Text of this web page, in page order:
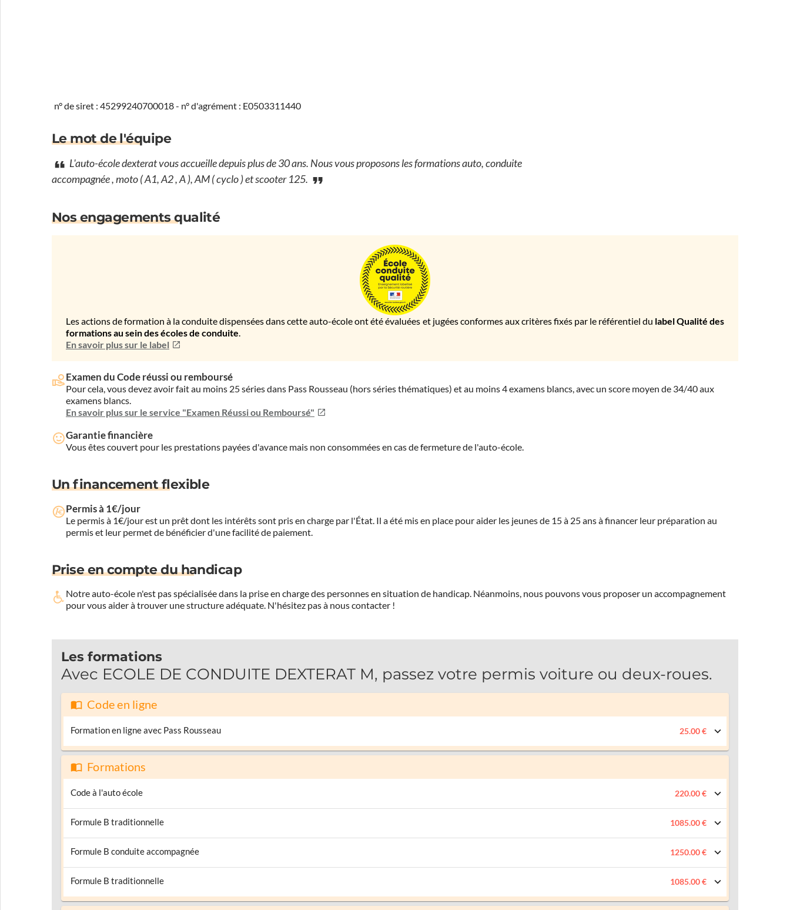
n° de siret : 45299240700018 - n° d'agrément : E0503311440
Le mot de l'équipe
L'auto-école dexterat vous accueille depuis plus de 30 ans. Nous vous proposons les formations auto, conduite
accompagnée , moto ( A1, A2 , A ), AM ( cyclo ) et scooter 125.
Nos engagements qualité
Les actions de formation à la conduite dispensées dans cette auto-école ont été évaluées et jugées conformes aux critères fixés par le référentiel du label Qualité des
formations au sein des écoles de conduite.
En savoir plus sur le label
Examen du Code réussi ou remboursé
Pour cela, vous devez avoir fait au moins 25 séries dans Pass Rousseau (hors séries thématiques) et au moins 4 examens blancs, avec un score moyen de 34/40 aux
examens blancs.
En savoir plus sur le service "Examen Réussi ou Remboursé"
Garantie financière
Vous êtes couvert pour les prestations payées d'avance mais non consommées en cas de fermeture de l'auto-école.
Un financement flexible
Permis à 1€/jour
Le permis à 1€/jour est un prêt dont les intérêts sont pris en charge par l'État. Il a été mis en place pour aider les jeunes de 15 à 25 ans à financer leur préparation au
permis et leur permet de bénéficier d'une facilité de paiement.
Prise en compte du handicap
Notre auto-école n'est pas spécialisée dans la prise en charge des personnes en situation de handicap. Néanmoins, nous pouvons vous proposer un accompagnement
pour vous aider à trouver une structure adéquate. N'hésitez pas à nous contacter !
Les formations
Avec ECOLE DE CONDUITE DEXTERAT M, passez votre permis voiture ou deux-roues.
Code en ligne
Formation en ligne avec Pass Rousseau 25.00 €
Formations
Code à l'auto école 220.00 €
Formule B traditionnelle 1085.00 €
Formule B conduite accompagnée 1250.00 €
Formule B traditionnelle 1085.00 €